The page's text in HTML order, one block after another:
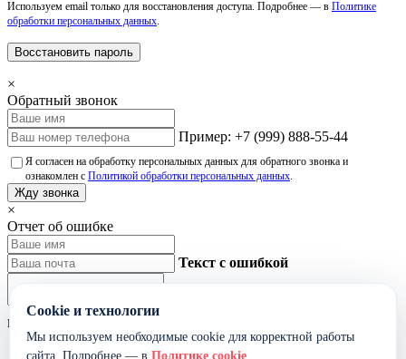
Используем email только для восстановления доступа. Подробнее — в Политике
обработки персональных данных.
Восстановить пароль
×
Обратный звонок
Пример: +7 (999) 888-55-44
Я согласен на обработку персональных данных для обратного звонка и
ознакомлен с Политикой обработки персональных данных.
Жду звонка
×
Отчет об ошибке
Текст с ошибкой
Не указывайте лишние персональные данные в тексте ошибки.
Я согласен на обработку данных для обработки сообщения об ошибке и
Cookie и технологии
Мы используем необходимые cookie для корректной работы
сайта. Подробнее — в Политике cookie